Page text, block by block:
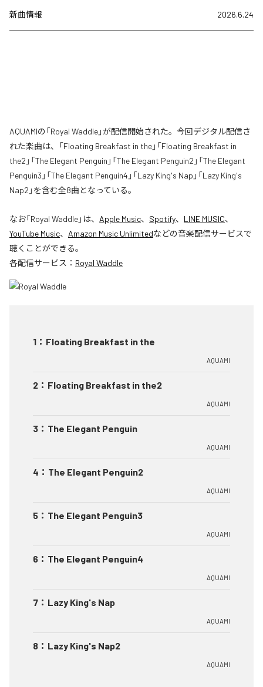
新曲情報 2026.6.24
AQUAMIの「Royal Waddle」が配信開始された。今回デジタル配信さ
れた楽曲は、「Floating Breakfast in the」「Floating Breakfast in
the2」「The Elegant Penguin」「The Elegant Penguin2」「The Elegant
Penguin3」「The Elegant Penguin4」「Lazy King's Nap」「Lazy King's
Nap2」を含む全8曲となっている。
なお「Royal Waddle」は、 Apple Music、 Spotify、 LINE MUSIC、
YouTube Music、 Amazon Music Unlimitedなどの音楽配信サービスで
聴くことができる。
各配信サービス： Royal Waddle
1 ： Floating Breakfast in the
AQUAMI
2 ： Floating Breakfast in the2
AQUAMI
3 ： The Elegant Penguin
AQUAMI
4 ： The Elegant Penguin2
AQUAMI
5 ： The Elegant Penguin3
AQUAMI
6 ： The Elegant Penguin4
AQUAMI
7 ： Lazy King's Nap
AQUAMI
8 ： Lazy King's Nap2
AQUAMI